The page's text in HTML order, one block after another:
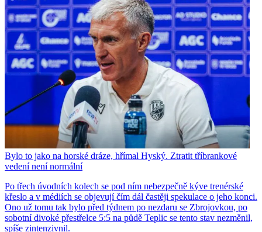
Bylo to jako na horské dráze, hřímal Hyský. Ztratit tříbrankové
vedení není normální
Po třech úvodních kolech se pod ním nebezpečně kýve trenérské
křeslo a v médiích se objevují čím dál častěji spekulace o jeho konci.
Ono už tomu tak bylo před týdnem po nezdaru se Zbrojovkou, po
sobotní divoké přestřelce 5:5 na půdě Teplic se tento stav nezměnil,
spíše zintenzivnil.